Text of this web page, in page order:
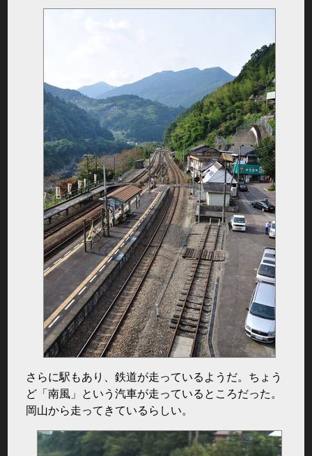
さらに駅もあり、鉄道が走っているようだ。ちょう
ど「南風」という汽車が走っているところだった。
岡山から走ってきているらしい。